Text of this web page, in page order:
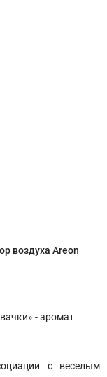
воздуха Areon
- аромат
с веселым